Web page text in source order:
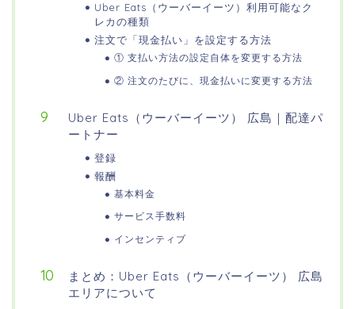
Uber Eats（ウーバーイーツ）利用可能なク
レカの種類
注文で「現金払い」を設定する方法
① 支払い方法の設定自体を変更する方法
② 注文のたびに、現金払いに変更する方法
Uber Eats（ウーバーイーツ） 広島｜配達パ
ートナー
登録
報酬
基本料金
サービス手数料
インセンティブ
まとめ：Uber Eats（ウーバーイーツ） 広島
エリアについて